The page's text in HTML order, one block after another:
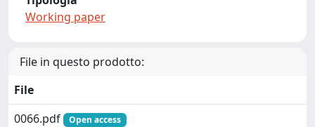
Working paper
File in questo prodotto:
File
0066.pdf
Open access